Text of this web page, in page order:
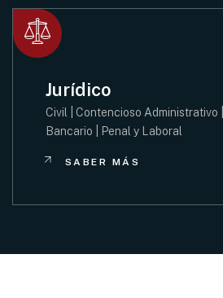
Jurídico
Civil | Contencioso Administrativo
Bancario | Penal y Laboral
SABER MÁS